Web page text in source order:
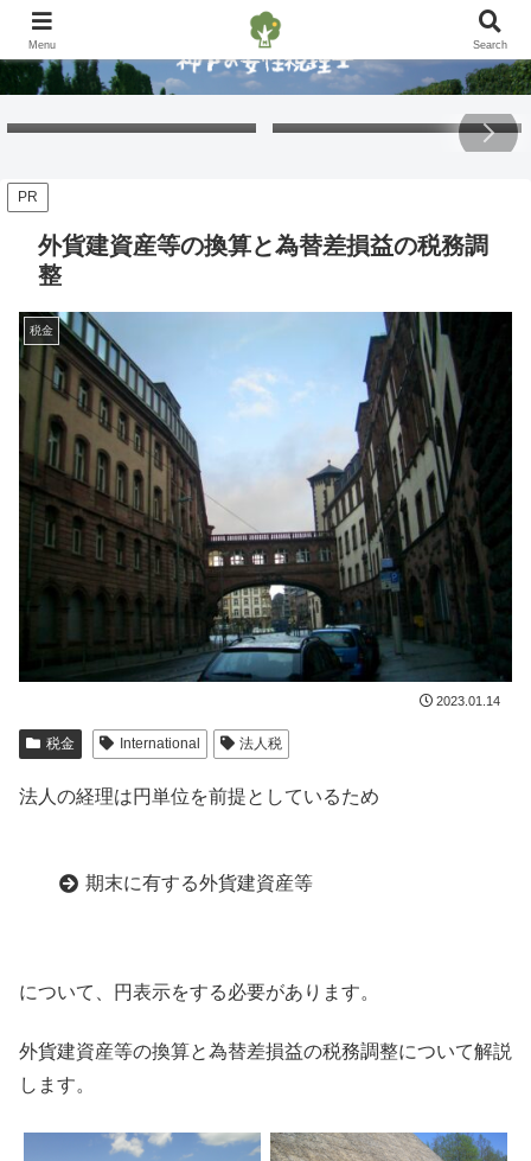
Free Gift – Kuma’s
「くまちゃんポストカード」
PR
外貨建資産等の換算と為替差損益の税務調
整
税金
2023.01.14
税金 International 法人税
法人の経理は円単位を前提としているため
期末に有する外貨建資産等
について、円表示をする必要があります。
外貨建資産等の換算と為替差損益の税務調整について解説
します。
Menu Search